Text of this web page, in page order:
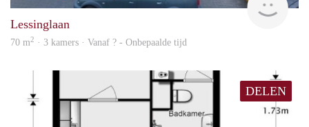
Lessinglaan
70 m2 · 3 kamers · Vanaf ? - Onbepaalde tijd
DELEN